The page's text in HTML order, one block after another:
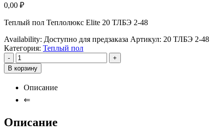
0,00 ₽
Теплый пол Теплолюкс Elite 20 ТЛБЭ 2-48
Availability: Доступно для предзаказа Артикул: 20 ТЛБЭ 2-48
Категория: Теплый пол
-
+
В корзину
Описание
⇐
Описание